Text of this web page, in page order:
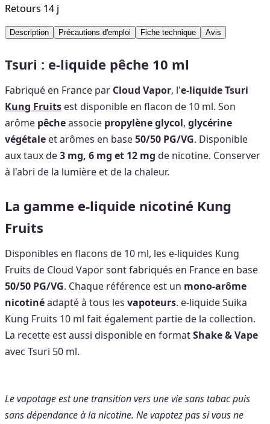
Retours 14 j
Description Précautions d'emploi Fiche technique Avis
Tsuri : e-liquide pêche 10 ml
Fabriqué en France par Cloud Vapor, l'e-liquide Tsuri
Kung Fruits est disponible en flacon de 10 ml. Son
arôme pêcheassocie propylène glycol, glycérine
végétale et arômes en base50/50 PG/VG. Disponible
aux taux de3 mg, 6 mg et 12 mg de nicotine. Conserver
à l'abri de la lumière et de la chaleur.
La gamme e-liquide nicotiné Kung
Fruits
Disponibles en flacons de 10 ml, les e-liquides Kung
Fruits de Cloud Vapor sont fabriqués en France en base
50/50 PG/VG. Chaque référence est un mono-arôme
nicotinéadapté à tous les vapoteurs. e-liquide Suika
Kung Fruits 10 ml fait également partie de la collection.
La recette est aussi disponible en formatShake & Vape
avec Tsuri 50 ml.
Le vapotage est une transition vers une vie sans tabac puis
sans dépendance à la nicotine. Ne vapotez pas si vous ne